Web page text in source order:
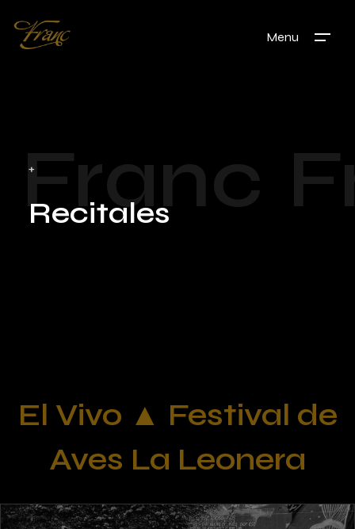
Menu
+
Recitales
Franc
El Vivo ▲ Festival de
Aves La Leonera